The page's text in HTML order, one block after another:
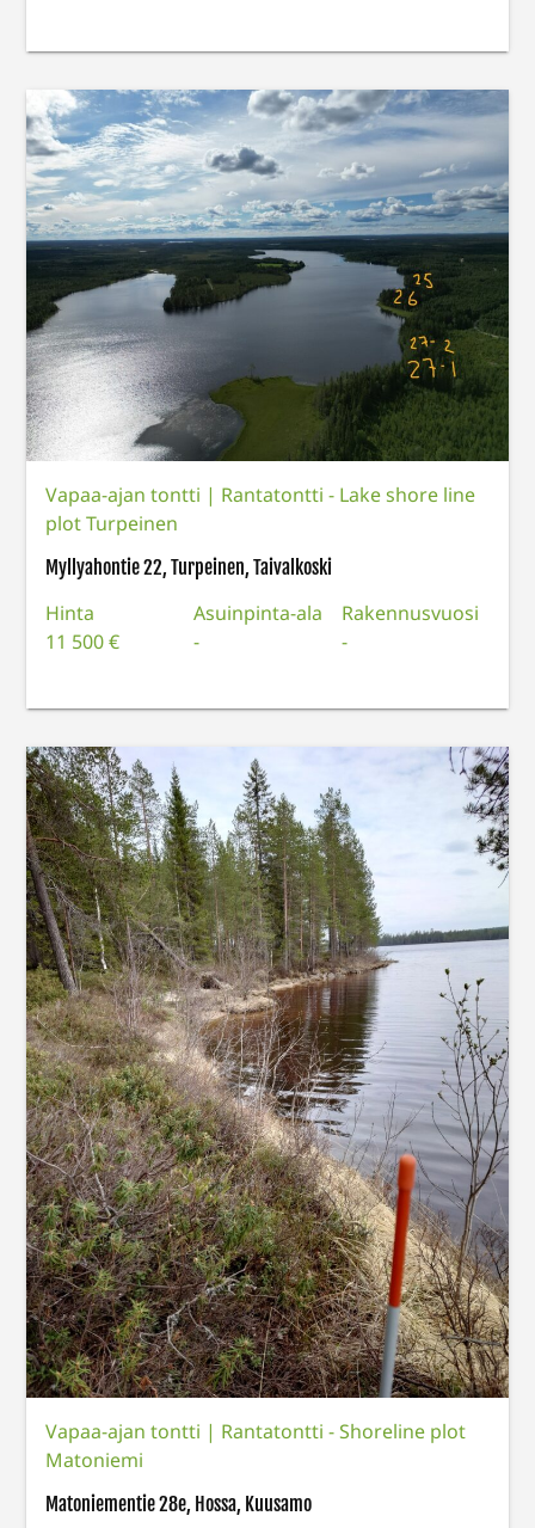
Vapaa-ajan tontti | Rantatontti - Lake shore line
plot Turpeinen
Myllyahontie 22, Turpeinen, Taivalkoski
Hinta
11 500 €
Asuinpinta-ala
-
Rakennusvuosi
-
Vapaa-ajan tontti | Rantatontti - Shoreline plot
Matoniemi
Matoniementie 28e, Hossa, Kuusamo